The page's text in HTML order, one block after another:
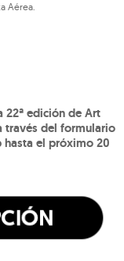
Aérea.
22ª edición de Art
través del formulario
el próximo 20